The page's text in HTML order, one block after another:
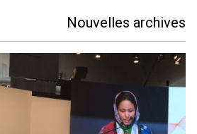
Nouvelles archives